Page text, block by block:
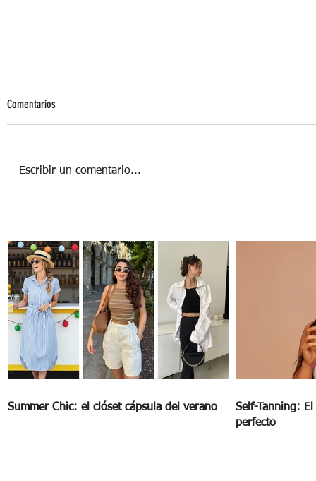
Comentarios
Escribir un comentario...
Summer Chic: el clóset cápsula del verano
Self-Tanning:
perfecto